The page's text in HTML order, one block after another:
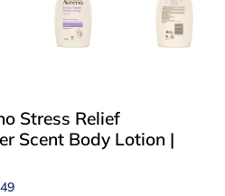
Stress Relief
Scent Body Lotion |